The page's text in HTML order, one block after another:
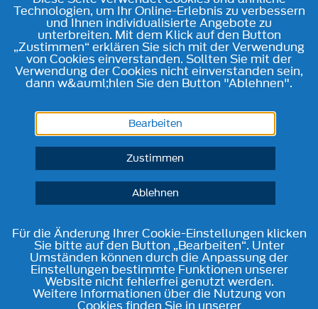
Technologien, um Ihr Online-Erlebnis zu verbessern
und Ihnen individualisierte Angebote zu
unterbreiten. Mit dem Klick auf den Button
„Zustimmen“ erklären Sie sich mit der Verwendung
von Cookies einverstanden. Sollten Sie mit der
Verwendung der Cookies nicht einverstanden sein,
dann w&auml;hlen Sie den Button "Ablehnen".
Bearbeiten
Zustimmen
Ablehnen
Für die Änderung Ihrer Cookie-Einstellungen klicken
Sie bitte auf den Button „Bearbeiten“. Unter
Umständen können durch die Anpassung der
Einstellungen bestimmte Funktionen unserer
Website nicht fehlerfrei genutzt werden.
Weitere Informationen über die Nutzung von
Cookies finden Sie in unserer